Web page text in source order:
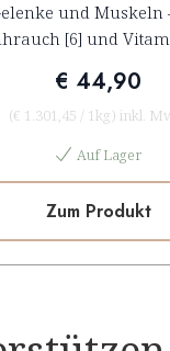
und Muskeln
[6] und
€ 44,90
(€ 1.301,45 / 1kg) inkl.
Auf Lager
Zum Produkt